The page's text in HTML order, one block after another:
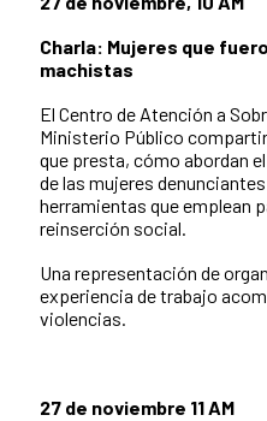
Charla: Mujeres que
machistas
El Centro de Atención a
Ministerio Público
que presta, cómo abordan
de las mujeres
herramientas que emplean
reinserción social.
Una representación de
experiencia de trabajo
violencias.
27 de noviembre 11 AM